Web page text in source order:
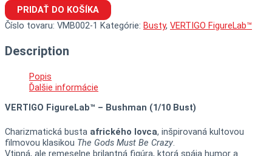
PRIDAŤ DO KOŠÍKA
Číslo tovaru: VMB002-1 Kategórie: Busty, VERTIGO FigureLab™
Description
Popis
Ďalšie informácie
VERTIGO FigureLab™ – Bushman (1/10 Bust)
Charizmatická busta afrického lovca, inšpirovaná kultovou
filmovou klasikou The Gods Must Be Crazy.
Vtipná, ale remeselne brilantná figúra, ktorá spája humor a